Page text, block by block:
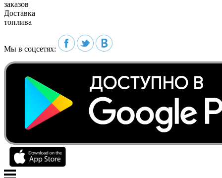
заказов
Доставка
топлива
Мы в соцсетях: